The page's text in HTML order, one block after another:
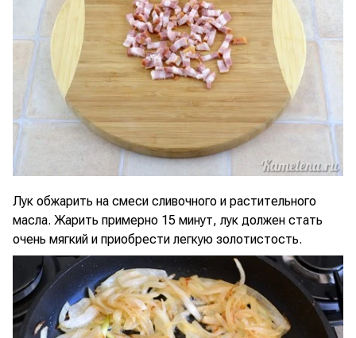
Лук обжарить на смеси сливочного и растительного
масла. Жарить примерно 15 минут, лук должен стать
очень мягкий и приобрести легкую золотистость.